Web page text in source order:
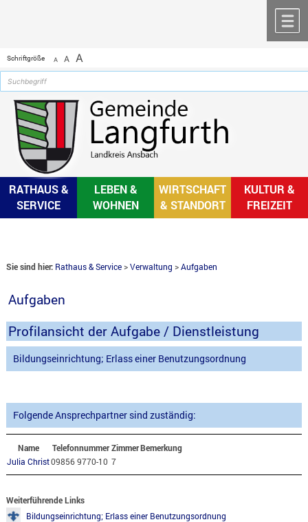
Schriftgröße A A A
RATHAUS &
SERVICE
LEBEN &
WOHNEN
WIRTSCHAFT
& STANDORT
KULTUR &
FREIZEIT
Sie sind hier: Rathaus & Service>Verwaltung >Aufgaben
Aufgaben
Profilansicht der Aufgabe / Dienstleistung
Bildungseinrichtung; Erlass einer Benutzungsordnung
Folgende Ansprechpartner sind zuständig:
Name Telefonnummer ZimmerBemerkung
Julia Christ09856 9770-10 7
Weiterführende Links
Bildungseinrichtung; Erlass einer Benutzungsordnung